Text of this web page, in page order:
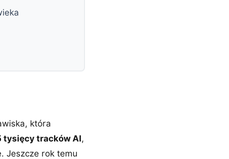
która
tysięcy tracków AI,
Jeszcze rok temu